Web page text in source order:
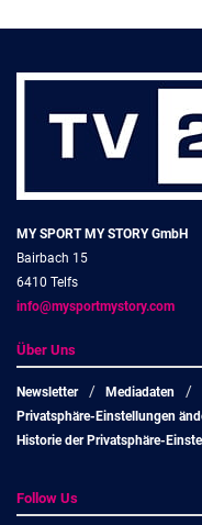
MY SPORT MY STORY GmbH
Bairbach 15
6410 Telfs
info@mysportmystory.com
Über Uns
Newsletter Mediadaten
Privatsphäre-Einstellungen
Historie der Privatsphäre-
Follow Us